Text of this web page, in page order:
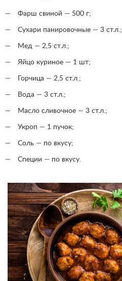
Фарш свиной — 500 г;
Сухари панировочные — 3 ст.л.;
Мед — 2,5 ст.л.;
Яйцо куриное — 1 шт;
Горчица — 2,5 ст.л.;
Вода — 3 ст.л.;
Масло сливочное — 3 ст.л.;
Укроп — 1 пучок;
Соль — по вкусу;
Специи — по вкусу.